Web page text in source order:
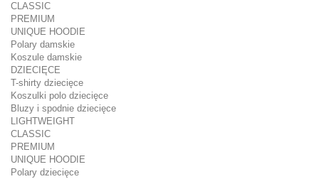
CLASSIC
PREMIUM
UNIQUE HOODIE
Polary damskie
Koszule damskie
DZIECIĘCE
T-shirty dziecięce
Koszulki polo dziecięce
Bluzy i spodnie dziecięce
LIGHTWEIGHT
CLASSIC
PREMIUM
UNIQUE HOODIE
Polary dziecięce